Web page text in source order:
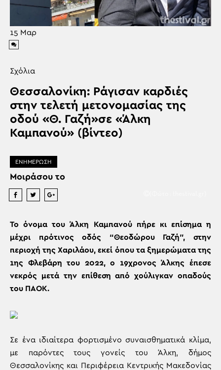
15 Μαρ
Σχόλια
Θεσσαλονίκη: Ράγισαν καρδιές
στην τελετή μετονομασίας της
οδού «Θ. Γαζή»σε «Άλκη
Καμπανού» (βίντεο)
ΕΝΗΜΕΡΩΣΗ
Μοιράσου το
Το όνομα του Άλκη Καμπανού πήρε κι επίσημα η
μέχρι πρότινος οδός “Θεοδώρου Γαζή”, στην
περιοχή της Χαριλάου, εκεί όπου τα ξημερώματα της
1ης Φλεβάρη του 2022, ο 19χρονος Άλκης έπεσε
νεκρός μετά την επίθεση από χούλιγκαν οπαδούς
του ΠΑΟΚ.
Σε ένα ιδιαίτερα φορτισμένο συναισθηματικά κλίμα,
με παρόντες τους γονείς του Άλκη, δήμος
Θεσσαλονίκης και Περιφέρεια Κεντρικής Μακεδονίας